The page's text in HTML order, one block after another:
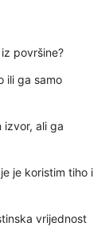
površine?
ili ga samo
izvor, ali ga
je koristim tiho i
vrijednost